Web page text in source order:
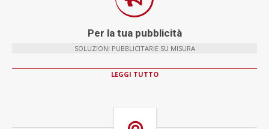
Per la tua pubblicità
SOLUZIONI PUBBLICITARIE SU MISURA
LEGGI TUTTO